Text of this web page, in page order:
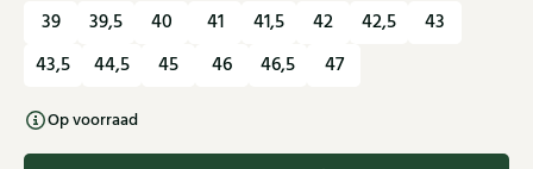
39 39,5 40 41 41,5 42 42,5
43
43,5
44,5 45 46 46,5 47
Op voorraad